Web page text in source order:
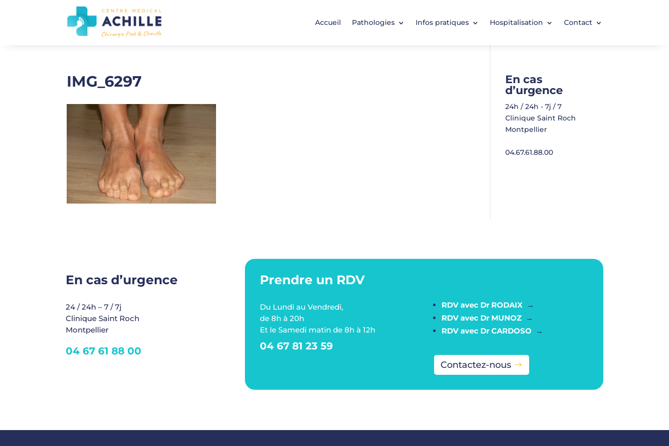
Accueil Pathologies Infos pratiques Hospitalisation Contact
IMG_6297
En cas
d’urgence
24h / 24h - 7j / 7
Clinique Saint Roch
Montpellier
04.67.61.88.00
En cas d’urgence
24 / 24h – 7 / 7j
Clinique Saint Roch
Montpellier
04 67 61 88 00
Prendre un RDV
Du Lundi au Vendredi,
de 8h à 20h
Et le Samedi matin de 8h à 12h
04 67 81 23 59
RDV avec Dr RODAIX→
RDV avec Dr MUNOZ→
RDV avec Dr CARDOSO →
Contactez-nous